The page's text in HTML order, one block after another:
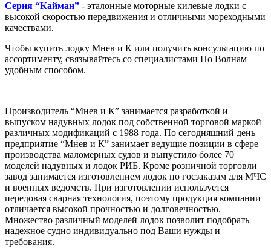
Производитель “Мнев и К” занимается разработкой и
выпуском надувных лодок под собственной торговой маркой
различных модификаций с 1988 года. По сегодняшний день
предприятие “Мнев и К” занимает ведущие позиции в сфере
производства маломерных судов и выпустило более 70
моделей надувных и лодок РИБ. Кроме розничной торговли
завод занимается изготовлением лодок по госзаказам для МЧС
и военных ведомств. При изготовлении используется
передовая сварная технология, поэтому продукция компании
отличается высокой прочностью и долговечностью.
Множество различный моделей лодок позволит подобрать
надежное судно индивидуально под Ваши нужды и
требования.
Серия “Кайман” - эталонные моторные килевые лодки с
высокой скоростью передвижения и отличными мореходными
качествами.
Чтобы купить лодку Мнев и К или получить консультацию по
ассортименту, связывайтесь со специалистами По Волнам
удобным способом.